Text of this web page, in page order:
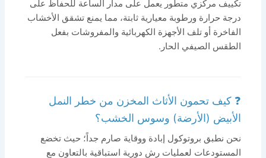
تكييف مركزي متطور يعمل على مدار الساعة للحفاظ على
درجة حرارة ورطوبة معيارية ثابتة، مما يمنع تشقق الأخشاب
الفاخرة أو تلف الأجهزة الكهربائية والمفروشات بفعل
الطقس الصيفي الحار.
❓ كيف تحمون الأثاث المخزن من خطر النمل
الأبيض (الأرضة) وسوس الخشب؟
نحن نطبق بروتوكول إبادة ووقاية صارم جداً؛ حيث تخضع
المستودعات لعمليات رش دورية استباقية بالتعاون مع